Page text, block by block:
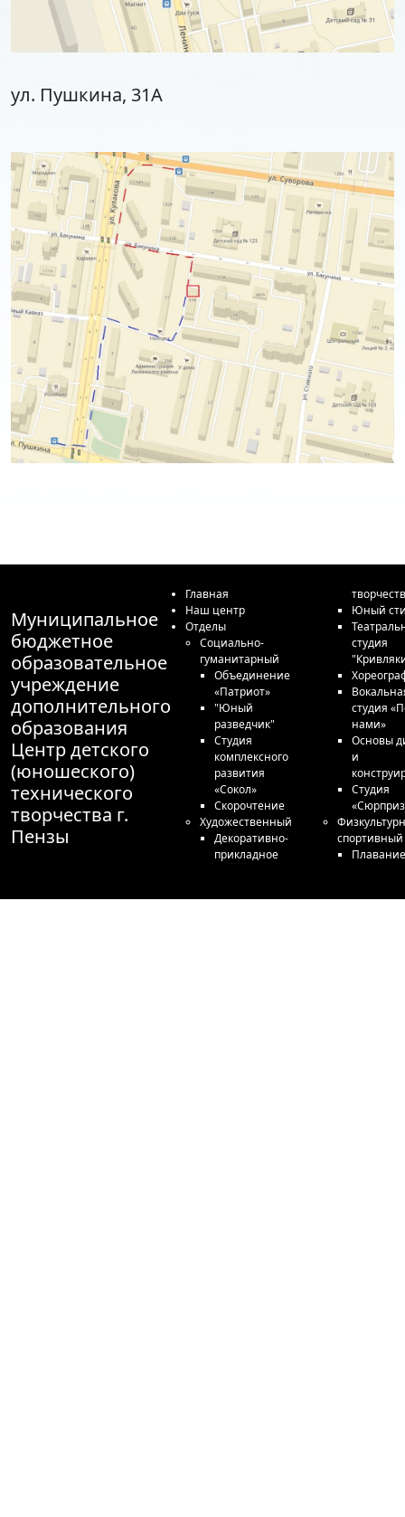
ул. Пушкина, 31А
Муниципальное
бюджетное
образовательное
учреждение
дополнительного
образования
Центр детского
(юношеского)
технического
творчества г.
Пензы
Главная
Наш центр
Отделы
Социально-
гуманитарный
Объединение
«Патриот»
"Юный
разведчик"
Студия
комплексного
развития
«Сокол»
Скорочтение
Художественный
Декоративно-
прикладное
Юный
студия
студия
нами»
Основы
и
Студия
спортивный
Плавание